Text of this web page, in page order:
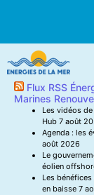
Flux RSS
Marines
Les vidéos
Hub 7 août
Agenda : les
août 2026
Le
éolien
Les
en baisse 7